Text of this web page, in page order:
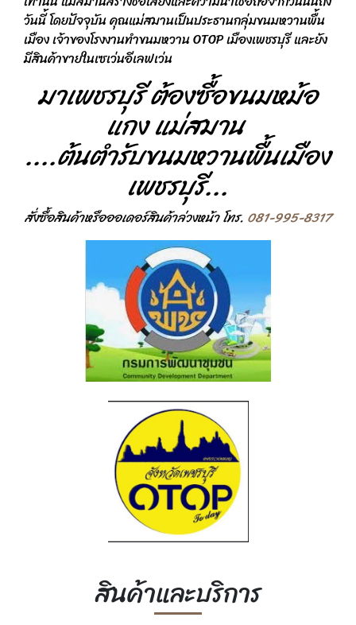
วันนี้ โดยปัจจุบัน คุณแม่สมานเป็นประธานกลุ่มขนมหวานพื้น
เมือง เจ้าของโรงงานทำขนมหวาน OTOP เมืองเพชรบุรี และยัง
มีสินค้าขายในเซเว่นอีเลฟเว่น
มาเพชรบุรี ต้องซื้อขนมหม้อ
แกง แม่สมาน
....ต้นตำรับขนมหวานพื้นเมือง
เพชรบุรี...
สั่งซื้อสินค้าหรือออเดอร์สินค้าล่วงหน้า โทร. 081-995-8317
สินค้าและบริการ